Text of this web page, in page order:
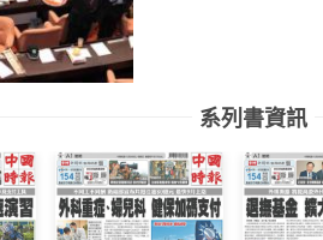
系列書資訊